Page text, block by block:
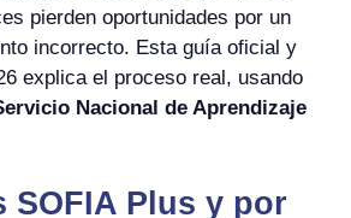
pierden oportunidades por un
incorrecto. Esta guía oficial y
explica el proceso real, usando
Nacional de Aprendizaje
SOFIA Plus y por